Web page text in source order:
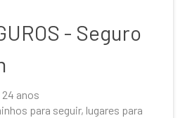
- Seguro
24 anos
para seguir, lugares para